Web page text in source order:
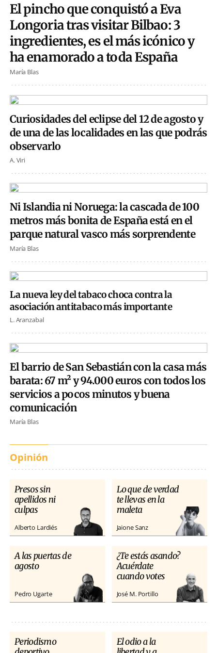
El pincho que conquistó a Eva
Longoria tras visitar Bilbao: 3
ingredientes, es el más icónico y
ha enamorado a toda España
María Blas
Curiosidades del eclipse del 12 de agosto y
de una de las localidades en las que podrás
observarlo
A. Viri
Ni Islandia ni Noruega: la cascada de 100
metros más bonita de España está en el
parque natural vasco más sorprendente
María Blas
La nueva ley del tabaco choca contra la
asociación antitabaco más importante
L. Aranzabal
El barrio de San Sebastián con la casa más
barata: 67 m² y 94.000 euros con todos los
servicios a pocos minutos y buena
comunicación
María Blas
Opinión
Presos sin
apellidos ni
culpas
Alberto Lardiés
Lo que de verdad
te llevas en la
maleta
Jaione Sanz
A las puertas de
agosto
Pedro Ugarte
¿Te estás asando?
Acuérdate
cuando votes
José M. Portillo
Periodismo
El odio a la